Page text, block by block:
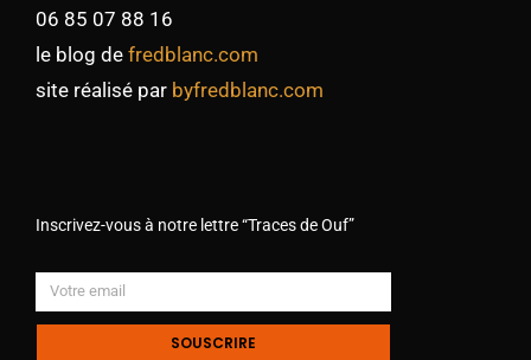
06 85 07 88 16
le blog de fredblanc.com
site réalisé par byfredblanc.com
Inscrivez-vous à notre lettre “Traces de Ouf”
SOUSCRIRE